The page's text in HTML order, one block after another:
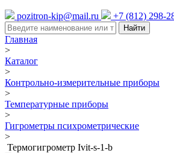
pozitron-kip@mail.ru +7 (812) 298-
Найти
Главная
>
Каталог
>
Контрольно-измерительные приборы
>
Температурные приборы
>
Гигрометры психрометрические
>
Термогигрометр Ivit-s-1-b